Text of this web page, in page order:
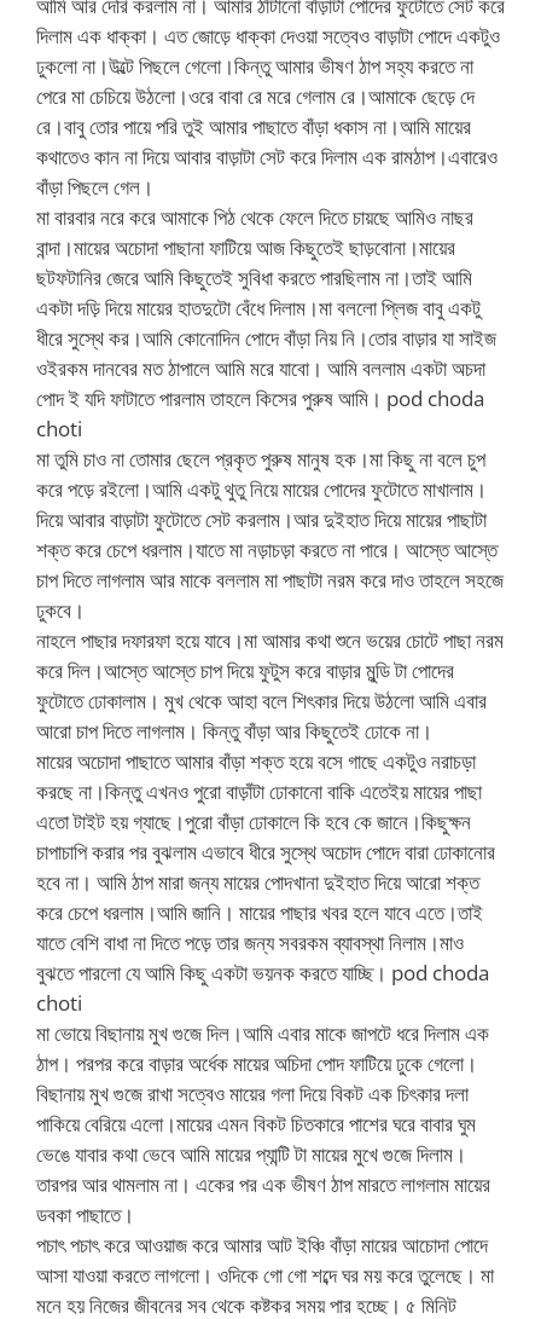
দিলাম এক ধাক্কা। এত জোড়ে ধাক্কা দেওয়া সত্বেও বাড়াটা পোদে একটুও
ঢুকলো না।উল্টে পিছলে গেলো।কিন্তু আমার ভীষণ ঠাপ সহ্য করতে না
পেরে মা চেচিয়ে উঠলো।ওরে বাবা রে মরে গেলাম রে।আমাকে ছেড়ে দে
রে।বাবু তোর পায়ে পরি তুই আমার পাছাতে বাঁড়া ধকাস না।আমি মায়ের
কথাতেও কান না দিয়ে আবার বাড়াটা সেট করে দিলাম এক রামঠাপ।এবারেও
বাঁড়া পিছলে গেল।
মা বারবার নরে করে আমাকে পিঠ থেকে ফেলে দিতে চায়ছে আমিও নাছর
বান্দা।মায়ের অচোদা পাছানা ফাটিয়ে আজ কিছুতেই ছাড়বোনা।মায়ের
ছটফটানির জেরে আমি কিছুতেই সুবিধা করতে পারছিলাম না।তাই আমি
একটা দড়ি দিয়ে মায়ের হাতদুটো বেঁধে দিলাম।মা বললো প্লিজ বাবু একটু
ধীরে সুস্থে কর।আমি কোনোদিন পোদে বাঁড়া নিয় নি।তোর বাড়ার যা সাইজ
ওইরকম দানবের মত ঠাপালে আমি মরে যাবো। আমি বললাম একটা অচদা
পোদ ই যদি ফাটাতে পারলাম তাহলে কিসের পুরুষ আমি। pod choda
choti
মা তুমি চাও না তোমার ছেলে প্রকৃত পুরুষ মানুষ হক।মা কিছু না বলে চুপ
করে পড়ে রইলো।আমি একটু থুতু নিয়ে মায়ের পোদের ফুটোতে মাখালাম।
দিয়ে আবার বাড়াটা ফুটোতে সেট করলাম।আর দুইহাত দিয়ে মায়ের পাছাটা
শক্ত করে চেপে ধরলাম।যাতে মা নড়াচড়া করতে না পারে। আস্তে আস্তে
চাপ দিতে লাগলাম আর মাকে বললাম মা পাছাটা নরম করে দাও তাহলে সহজে
ঢুকবে।
নাহলে পাছার দফারফা হয়ে যাবে।মা আমার কথা শুনে ভয়ের চোটে পাছা নরম
করে দিল।আস্তে আস্তে চাপ দিয়ে ফুটুস করে বাড়ার মুন্ডি টা পোদের
ফুটোতে ঢোকালাম। মুখ থেকে আহা বলে শিৎকার দিয়ে উঠলো আমি এবার
আরো চাপ দিতে লাগলাম। কিন্তু বাঁড়া আর কিছুতেই ঢোকে না।
মায়ের অচোদা পাছাতে আমার বাঁড়া শক্ত হয়ে বসে গাছে একটুও নরাচড়া
করছে না।কিন্তু এখনও পুরো বাড়াঁটা ঢোকানো বাকি এতেইয় মায়ের পাছা
এতো টাইট হয় গ্যাছে।পুরো বাঁড়া ঢোকালে কি হবে কে জানে।কিছুক্ষন
চাপাচাপি করার পর বুঝলাম এভাবে ধীরে সুস্থে অচোদ পোদে বারা ঢোকানোর
হবে না। আমি ঠাপ মারা জন্য মায়ের পোদখানা দুইহাত দিয়ে আরো শক্ত
করে চেপে ধরলাম।আমি জানি। মায়ের পাছার খবর হলে যাবে এতে।তাই
যাতে বেশি বাধা না দিতে পড়ে তার জন্য সবরকম ব্যাবস্থা নিলাম।মাও
বুঝতে পারলো যে আমি কিছু একটা ভয়নক করতে যাচ্ছি। pod choda
choti
মা ভোয়ে বিছানায় মুখ গুজে দিল।আমি এবার মাকে জাপটে ধরে দিলাম এক
ঠাপ। পরপর করে বাড়ার অর্ধেক মায়ের অচিদা পোদ ফাটিয়ে ঢুকে গেলো।
বিছানায় মুখ গুজে রাখা সত্বেও মায়ের গলা দিয়ে বিকট এক চিৎকার দলা
পাকিয়ে বেরিয়ে এলো।মায়ের এমন বিকট চিতকারে পাশের ঘরে বাবার ঘুম
ভেঙে যাবার কথা ভেবে আমি মায়ের প্যান্টি টা মায়ের মুখে গুজে দিলাম।
তারপর আর থামলাম না। একের পর এক ভীষণ ঠাপ মারতে লাগলাম মায়ের
ডবকা পাছাতে।
পচাৎ পচাৎ করে আওয়াজ করে আমার আট ইঞ্চি বাঁড়া মায়ের আচোদা পোদে
আসা যাওয়া করতে লাগলো। ওদিকে গো গো শব্দে ঘর ময় করে তুলেছে। মা
মনে হয় নিজের জীবনের সব থেকে কষ্টকর সময় পার হচ্ছে। ৫ মিনিট